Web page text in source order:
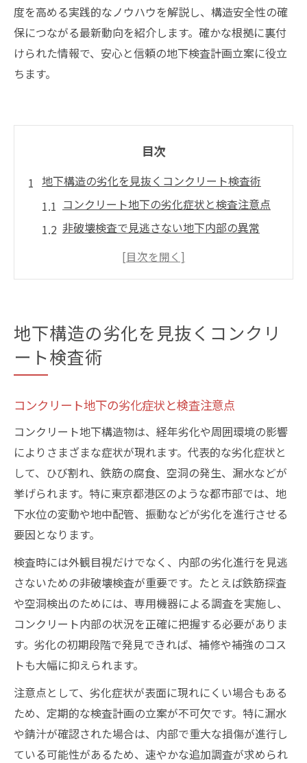
度を高める実践的なノウハウを解説し、構造安全性の確
保につながる最新動向を紹介します。確かな根拠に裏付
けられた情報で、安心と信頼の地下検査計画立案に役立
ちます。
目次
地下構造の劣化を見抜くコンクリート検査術
コンクリート地下の劣化症状と検査注意点
非破壊検査で見逃さない地下内部の異常
コンクリート地下構造の老朽化リスク管理
項目
鉄筋や空洞も非破壊で分かる地下探査の進化
査法
鉄筋探査や空洞検査の精度向上ポイント
電磁波レーダーや超音波の地下応用事例
コンクリート地下の内部状況を可視化する
方法
非破壊検査で把握する配管や埋設物の位置
構造安全性を守るコンクリート地下検査の要点
コンクリート地下検査が安全性確保に直結
する理由
見落としやすい地下構造の危険サインとは
定期検査で守るコンクリート地下の信頼性
地下検査報告書活用で補修計画を最適化
検査精度向上の秘訣をプロの視点で徹底解説
コンクリート地下検査の精度を高める要素
技術者の経験が左右する診断の質
地下構造の劣化を見抜くコンクリ
ート検査術
コンクリート地下の劣化症状と検査注意点
コンクリート地下構造物は、経年劣化や周囲環境の影響
によりさまざまな症状が現れます。代表的な劣化症状と
して、ひび割れ、鉄筋の腐食、空洞の発生、漏水などが
挙げられます。特に東京都港区のような都市部では、地
下水位の変動や地中配管、振動などが劣化を進行させる
要因となります。
検査時には外観目視だけでなく、内部の劣化進行を見逃
さないための非破壊検査が重要です。たとえば鉄筋探査
や空洞検出のためには、専用機器による調査を実施し、
コンクリート内部の状況を正確に把握する必要がありま
す。劣化の初期段階で発見できれば、補修や補強のコス
トも大幅に抑えられます。
注意点として、劣化症状が表面に現れにくい場合もある
ため、定期的な検査計画の立案が不可欠です。特に漏水
や錆汁が確認された場合は、内部で重大な損傷が進行し
ている可能性があるため、速やかな追加調査が求められ